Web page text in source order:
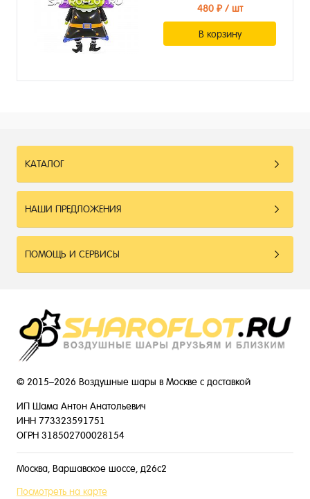
(99 см)
480 ₽/ шт
В корзину
КАТАЛОГ
НАШИ ПРЕДЛОЖЕНИЯ
ПОМОЩЬ И СЕРВИСЫ
© 2015–2026 Воздушные шары в Москве с доставкой
ИП Шама Антон Анатольевич
ИНН 773323591751
ОГРН 318502700028154
Москва, Варшавское шоссе, д26с2
Посмотреть на карте